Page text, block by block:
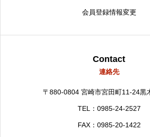
会員登録情報変更
Contact
連絡先
〒880-0804 宮崎市宮田町11-24黒
TEL：0985-24-2527
FAX：0985-20-1422